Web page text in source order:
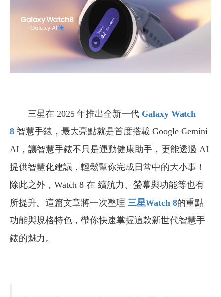
三星在 2025 年推出全新一代 Galaxy Watch
8 智慧手錶，最大亮點就是首度搭載 Google Gemini
AI，讓智慧手錶不只是運動健康助手，更能透過 AI
提供智慧化建議，輕鬆幫你完成日常中的大小事！
除此之外，Watch 8 在 續航力、螢幕與功能等也有
所提升。這篇文章將一次整理 三星Watch 8的重點
功能與規格特色，帶你快速掌握這款新世代智慧手
錶的魅力。